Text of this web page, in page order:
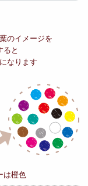
のイメージを
ると
なります
は橙色